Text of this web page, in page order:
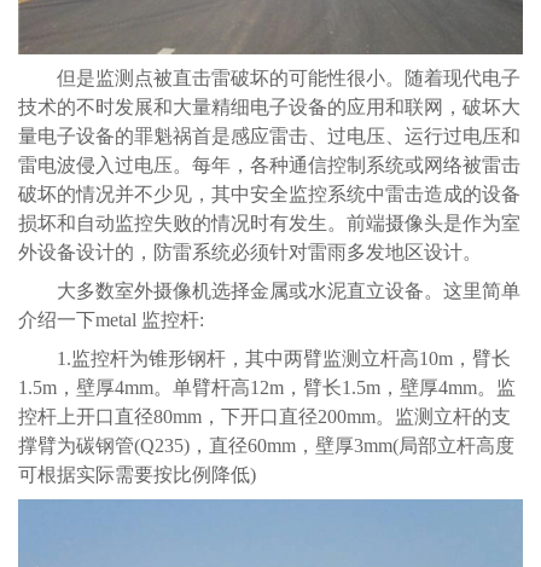
但是监测点被直击雷破坏的可能性很小。随着现代电子
技术的不时发展和大量精细电子设备的应用和联网，破坏大
量电子设备的罪魁祸首是感应雷击、过电压、运行过电压和
雷电波侵入过电压。每年，各种通信控制系统或网络被雷击
破坏的情况并不少见，其中安全监控系统中雷击造成的设备
损坏和自动监控失败的情况时有发生。前端摄像头是作为室
外设备设计的，防雷系统必须针对雷雨多发地区设计。
大多数室外摄像机选择金属或水泥直立设备。这里简单
介绍一下metal 监控杆:
1.监控杆为锥形钢杆，其中两臂监测立杆高10m，臂长
1.5m，壁厚4mm。单臂杆高12m，臂长1.5m，壁厚4mm。监
控杆上开口直径80mm，下开口直径200mm。监测立杆的支
撑臂为碳钢管(Q235)，直径60mm，壁厚3mm(局部立杆高度
可根据实际需要按比例降低)